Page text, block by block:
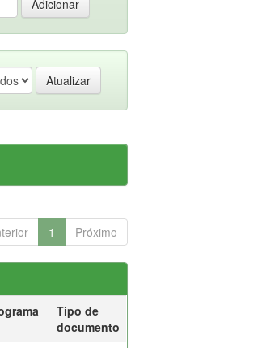
1 Próximo
Tipo de
documento